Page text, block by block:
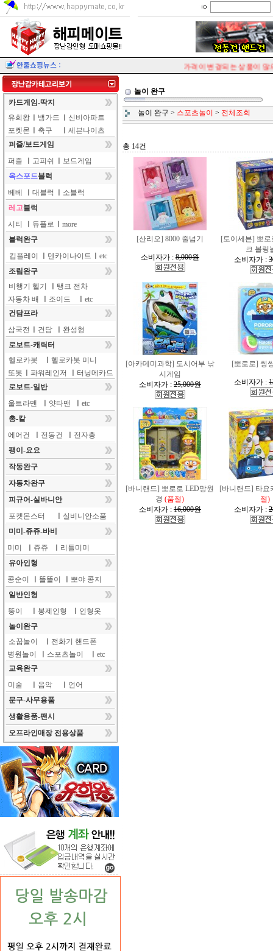
가격이 변경되는 상품이 많
카드게임-딱지
유희왕
뱅가드
신비아파트
포켓몬
축구
세븐나이츠
퍼즐/보드게임
퍼즐
고피쉬
보드게임
옥스포드블럭
베베
대블럭
소블럭
레고블럭
시티
듀플로
more
블럭완구
킵플레이
텐카이나이트
etc
조립완구
비행기 헬기
탱크 전차
자동차 배
조이드
etc
건담프라
삼국전
건담
완성형
로보트-캐릭터
헬로카봇
헬로카봇 미니
또봇
파워레인저
터닝메카드
로보트-일반
울트라맨
얏타맨
etc
총-칼
에어건
전동건
전자총
팽이-요요
작동완구
자동차완구
피규어-실바니안
포켓몬스터
실비니안소품
미미-쥬쥬-바비
미미
쥬쥬
리틀미미
유아인형
콩순이
똘똘이
뽀야 콩지
일반인형
뚱이
봉제인형
인형옷
놀이완구
소꿉놀이
전화기 핸드폰
병원놀이
스포츠놀이
etc
교육완구
미술
음악
언어
문구-사무용품
생활용품-팬시
오프라인매장 전용상품
놀이 완구
놀이 완구 > 스포츠놀이 > 전체조회
총 14건
[산리오] 8000 줄넘기
소비자가 : 8,000원
[토이세븐] 뽀
크 볼링
소비자가 :
[아카데미과학] 도시어부 낚
시게임
소비자가 : 25,000원
[뽀로로] 씽
소비자가 :
[바니랜드] 뽀로로 LED망원
경 (품절)
소비자가 : 16,000원
[바니랜드] 타요
절)
소비자가 :